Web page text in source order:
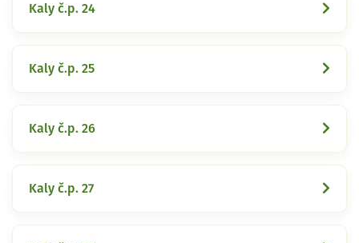
Kaly č.p. 24
Kaly č.p. 25
Kaly č.p. 26
Kaly č.p. 27